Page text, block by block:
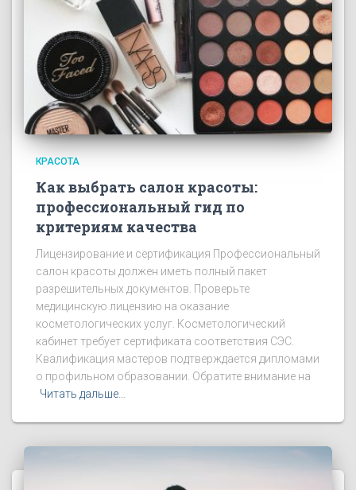
КРАСОТА
Как выбрать салон красоты:
профессиональный гид по
критериям качества
Лицензирование и сертификация Профессиональный
салон красоты должен иметь полный пакет
разрешительных документов. Проверьте
медицинскую лицензию на оказание
косметологических услуг. Косметологический
кабинет требует сертификата соответствия СЭС.
Квалификация мастеров подтверждается дипломами
о профильном образовании. Обратите внимание на
Читать дальше…